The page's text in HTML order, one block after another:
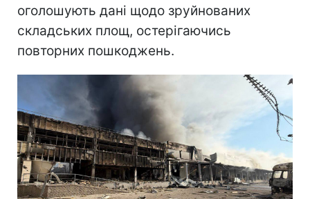
оголошують дані щодо зруйнованих
складських площ, остерігаючись
повторних пошкоджень.